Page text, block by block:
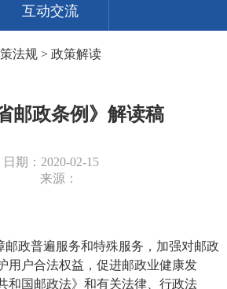
互动交流
法规 > 政策解读
邮政条例》解读稿
日期：2020-02-15
来源：
普遍服务和特殊服务，加强对邮政
用户合法权益，促进邮政业健康发
和国邮政法》和有关法律、行政法